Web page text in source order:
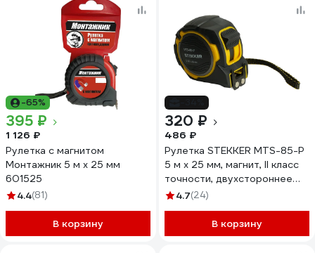
-65%
395 ₽
1 126 ₽
Рулетка с магнитом
Монтажник 5 м х 25 мм
601525
4.4(81)
В корзину
320 ₽
486 ₽
Рулетка STEKKER MTS-85-P
5 м х 25 мм, магнит, II класс
точности, двухстороннее
нанесение 50210
4.7(24)
В корзину